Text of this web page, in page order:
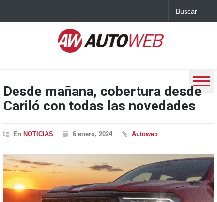
Desde mañana, cobertura desde
Cariló con todas las novedades
En NOTICIAS 6 enero, 2024 Autoweb